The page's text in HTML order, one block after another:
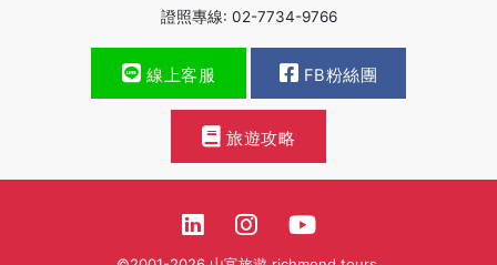
證照專線: 02-7734-9766
線上客服 FB粉絲團
旅遊攻略